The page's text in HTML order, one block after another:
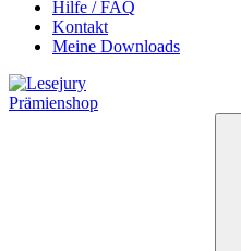
Hilfe / FAQ
Kontakt
Meine Downloads
Prämienshop